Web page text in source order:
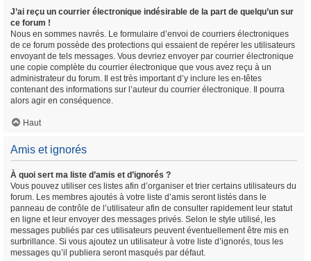
J’ai reçu un courrier électronique indésirable de la part de quelqu’un sur
ce forum !
Nous en sommes navrés. Le formulaire d’envoi de courriers électroniques
de ce forum possède des protections qui essaient de repérer les utilisateurs
envoyant de tels messages. Vous devriez envoyer par courrier électronique
une copie complète du courrier électronique que vous avez reçu à un
administrateur du forum. Il est très important d’y inclure les en-têtes
contenant des informations sur l’auteur du courrier électronique. Il pourra
alors agir en conséquence.
Haut
Amis et ignorés
À quoi sert ma liste d’amis et d’ignorés ?
Vous pouvez utiliser ces listes afin d’organiser et trier certains utilisateurs du
forum. Les membres ajoutés à votre liste d’amis seront listés dans le
panneau de contrôle de l’utilisateur afin de consulter rapidement leur statut
en ligne et leur envoyer des messages privés. Selon le style utilisé, les
messages publiés par ces utilisateurs peuvent éventuellement être mis en
surbrillance. Si vous ajoutez un utilisateur à votre liste d’ignorés, tous les
messages qu’il publiera seront masqués par défaut.